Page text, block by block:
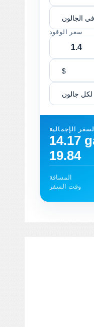
سعر الوقود
$
لكل جالون
الإجمالية
14.17
19.84
المسافة
وقت السفر